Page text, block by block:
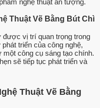
Thuật Vẽ Bằng Bút Chì
được vị trí quan trọng trong
triển của công nghệ,
công cụ sáng tạo chính.
sẽ tiếp tục phát triển và
Thuật Vẽ Bằng